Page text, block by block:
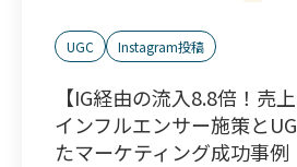
UGC Instagram投稿
【IG経由の流入8.8倍！売
インフルエンサー施策と
たマーケティング成功事例